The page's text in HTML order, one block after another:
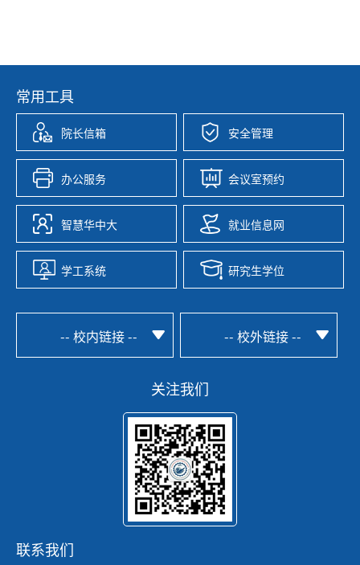
常用工具
院长信箱 安全管理
办公服务 会议室预约
智慧华中大 就业信息网
学工系统 研究生学位
-- 校内链接 -- -- 校外链接 --
关注我们
联系我们